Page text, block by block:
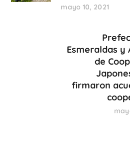
mayo 10, 2021
Esmeraldas y
de
firmaron